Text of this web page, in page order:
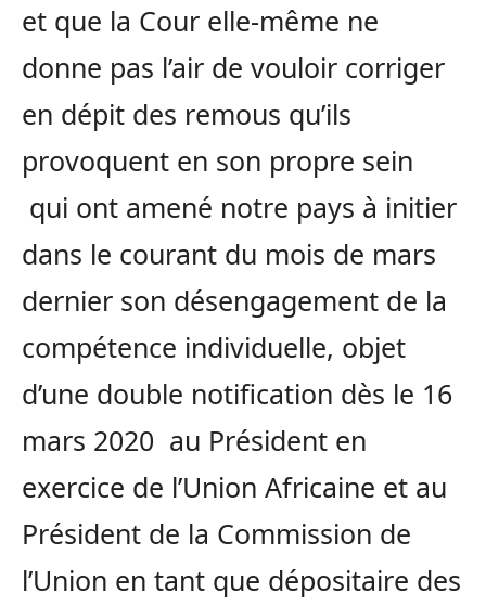
et que la Cour elle-même ne
donne pas l’air de vouloir corriger
en dépit des remous qu’ils
provoquent en son propre sein
qui ont amené notre pays à initier
dans le courant du mois de mars
dernier son désengagement de la
compétence individuelle, objet
d’une double notification dès le 16
mars 2020 au Président en
exercice de l’Union Africaine et au
Président de la Commission de
l’Union en tant que dépositaire des